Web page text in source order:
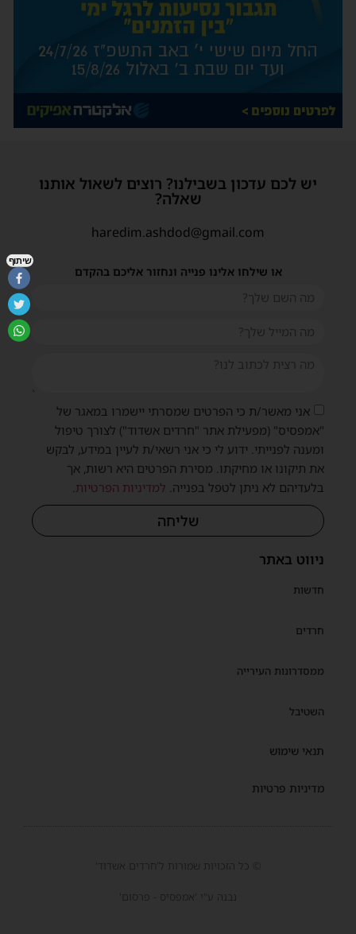
ניווט באתר
חדשות
חרדים
ממסדרונות העירייה
השטיבל
תנאי שימוש
מדיניות פרטיות
יש לכם עדכון בשבילנו? רוצים לשאול אותנו
שאלה?
haredim.ashdod@gmail.com
או שילחו אלינו פנייה ונחזור אליכם בהקדם
אני מאשר/ת כי הפרטים שמסרתי יישמרו במאגר של
"אמפסיס" (מפעילת אתר "חרדים אשדוד") לצורך טיפול
ומענה לפנייתי. ידוע לי כי אני רשאי/ת לעיין במידע, לבקש
את תיקונו או מחיקתו. מסירת הפרטים היא רשות, אך
בלעדיהם לא ניתן לטפל בפנייה. למדיניות הפרטיות.
שליחה
© כל הזכויות שמורות ל'חרדים אשדוד'
נבנה ע"י 'אמפסיס - פרסום'
שיתוף